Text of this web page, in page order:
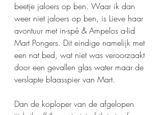
beetje jaloers op ben. Waar ik dan
weer niet jaloers op ben, is Lieve haar
avontuur met in-spé & Ampelos a-lid
Mart Pongers. Dit eindige namelijk met
een nat bed, wat niet was veroorzaakt
door een gevallen glas water maar de
verslapte blaasspier van Mart.
Dan de koploper van de afgelopen